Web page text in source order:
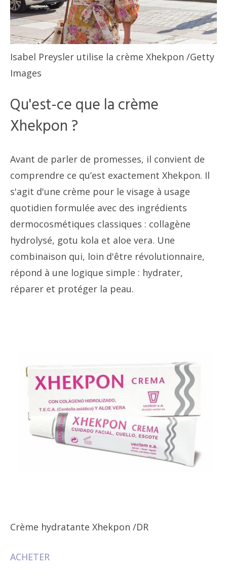
Isabel Preysler utilise la crème Xhekpon /Getty
Images
Qu'est-ce que la crème
Xhekpon ?
Avant de parler de promesses, il convient de
comprendre ce qu’est exactement Xhekpon. Il
s'agit d'une crème pour le visage à usage
quotidien formulée avec des ingrédients
dermocosmétiques classiques : collagène
hydrolysé, gotu kola et aloe vera. Une
combinaison qui, loin d'être révolutionnaire,
répond à une logique simple : hydrater,
réparer et protéger la peau.
Crème hydratante Xhekpon /DR
ACHETER